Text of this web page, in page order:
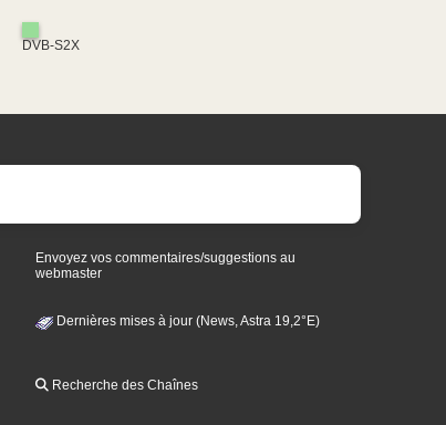
DVB-S2X
Envoyez vos commentaires/suggestions au
webmaster
Dernières mises à jour (News, Astra 19,2°E)
Recherche des Chaînes